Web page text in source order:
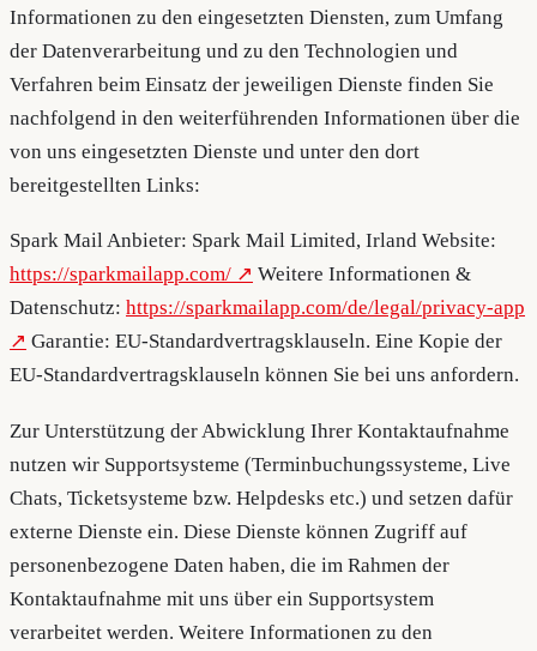
Informationen zu den eingesetzten Diensten, zum Umfang
der Datenverarbeitung und zu den Technologien und
Verfahren beim Einsatz der jeweiligen Dienste finden Sie
nachfolgend in den weiterführenden Informationen über die
von uns eingesetzten Dienste und unter den dort
bereitgestellten Links:
Spark Mail Anbieter: Spark Mail Limited, Irland Website:
https://sparkmailapp.com/
Weitere Informationen &
Datenschutz: https://sparkmailapp.com/de/legal/privacy-app
Garantie: EU-Standardvertragsklauseln. Eine Kopie der
EU-Standardvertragsklauseln können Sie bei uns anfordern.
Zur Unterstützung der Abwicklung Ihrer Kontaktaufnahme
nutzen wir Supportsysteme (Terminbuchungssysteme, Live
Chats, Ticketsysteme bzw. Helpdesks etc.) und setzen dafür
externe Dienste ein. Diese Dienste können Zugriff auf
personenbezogene Daten haben, die im Rahmen der
Kontaktaufnahme mit uns über ein Supportsystem
verarbeitet werden. Weitere Informationen zu den